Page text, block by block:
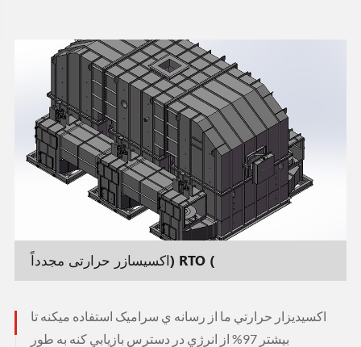
اکسیسازر حرارتی مجدداً) RTO (
اکسيديزار حرارتي ما از رسانه ي سراميک استفاده ميکنه تا
بيشتر 97% از انرژي در دسترس بازيابي کنه به طور